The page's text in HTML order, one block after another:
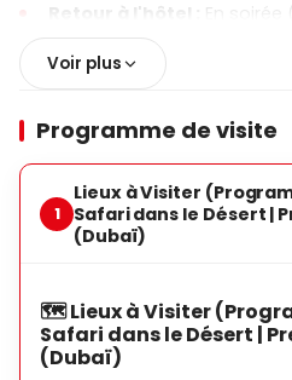
Retour à l'hôtel :
En soirée
🚙 Transfert & Transport
Prise en charge et retour
chauffeurs expérimentés
🗺️ Contenu de la visite
Pause photo au coucher
Promenade à dos de
Voir plus
Programme de visite
Lieux à Visiter
Safari dans le Désert |
(Dubaï)
🗺️ Lieux à Visiter
Safari dans le Désert |
(Dubaï)